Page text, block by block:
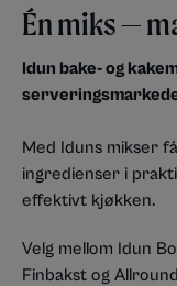
Én miks —
Idun bake- og
Med Iduns mikser
ingredienser i
effektivt kjøkken.
Velg mellom Idun
Finbakst og